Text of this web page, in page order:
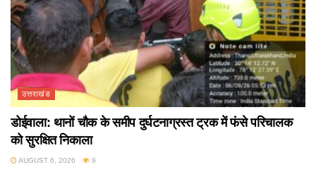
उत्तराखंड
डोईवाला: थानों चौक के समीप दुर्घटनाग्रस्त ट्रक में फंसे परिचालक
को सुरक्षित निकाला
AUGUST 6, 2026 9